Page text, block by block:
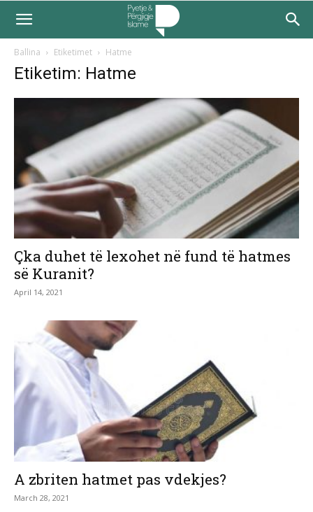
Ballina Etiketimet Hatme
Etiketim: Hatme
Çka duhet të lexohet në fund të hatmes
së Kuranit?
April 14, 2021
A zbriten hatmet pas vdekjes?
March 28, 2021